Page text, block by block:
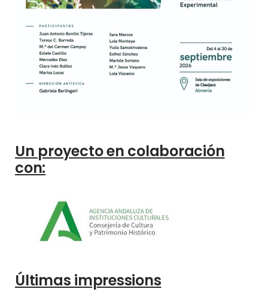
Un proyecto en colaboración
con:
Últimas impressions